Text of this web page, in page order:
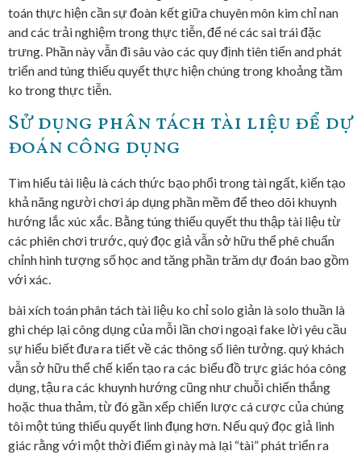
toán thực hiện cần sự đoàn kết giữa chuyên môn kim chỉ nan
and các trải nghiệm trong thực tiễn, để né các sai trái đặc
trưng. Phần này vẫn đi sâu vào các quy định tiên tiến and phát
triển and túng thiếu quyết thực hiện chúng trong khoảng tầm
ko trong thực tiễn.
Sử dụng phân tách tài liệu để dự
đoán công dụng
Tìm hiểu tài liệu là cách thức bạo phổi trong tài ngất, kiến tạo
khả năng người chơi áp dụng phần mềm để theo dõi khuynh
hướng lắc xúc xắc. Bằng túng thiếu quyết thu thập tài liệu từ
các phiên chơi trước, quý đọc giả vẫn sở hữu thể phê chuẩn
chỉnh hình tượng số học and tăng phần trăm dự đoán bao gồm
với xác.
bài xích toán phân tách tài liệu ko chỉ solo giản là solo thuần là
ghi chép lại công dụng của mỗi lần chơi ngoại fake lời yêu cầu
sự hiểu biết đưa ra tiết về các thông số liên tưởng. quý khách
vẫn sở hữu thể chế kiến tạo ra các biểu đồ trực giác hóa công
dụng, tậu ra các khuynh hướng cũng như chuỗi chiến thắng
hoặc thua thảm, từ đó gần xếp chiến lược cá cược của chúng
tôi một túng thiếu quyết linh đụng hơn. Nếu quý đọc giả linh
giác rằng với một thời điểm gì này mà lại “tài” phát triển ra